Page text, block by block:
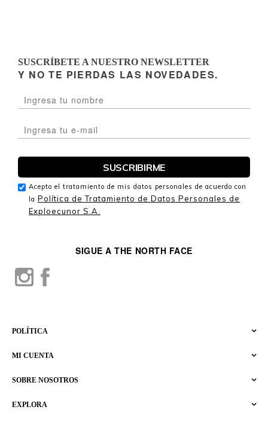
EXPLORA
SOBRE NOSOTROS
MI CUENTA
POLÍTICA
SIGUE A THE NORTH FACE
SUSCRÍBETE A NUESTRO NEWSLETTER
Y NO TE PIERDAS LAS NOVEDADES.
Acepto el tratamiento de mis datos personales de acuerdo con
la Política de Tratamiento de Datos Personales de
Exploecunor S.A.